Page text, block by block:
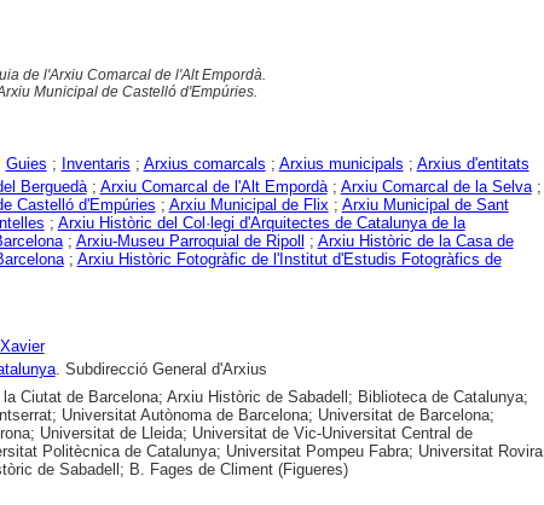
de l'Arxiu Comarcal de l'Alt Empordà.
Municipal de Castelló d'Empúries.
Guies ; Inventaris ; Arxius comarcals ; Arxius municipals ; Arxius d'entitats
Berguedà; Arxiu Comarcal de l'Alt Empordà; Arxiu Comarcal de la Selva;
Castelló d'Empúries ; Arxiu Municipal de Flix ; Arxiu Municipal de Sant
; Arxiu Històric del Col·legi d'Arquitectes de Catalunya de la
; Arxiu-Museu Parroquial de Ripoll ; Arxiu Històric de la Casa de
; Arxiu Històric Fotogràfic de l'Institut d'Estudis Fotogràfics de
. Subdirecció General d'Arxius
Ciutat de Barcelona; Arxiu Històric de Sabadell; Biblioteca de Catalunya;
Universitat Autònoma de Barcelona; Universitat de Barcelona;
Universitat de Lleida; Universitat de Vic-Universitat Central de
Politècnica de Catalunya; Universitat Pompeu Fabra; Universitat Rovira
de Sabadell; B. Fages de Climent (Figueres)